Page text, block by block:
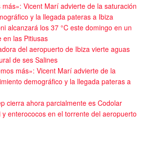
más»: Vicent Marí advierte de la saturación
y la llegada pateras a Ibiza
alcanzará los 37 °C este domingo en un
en las Pitiusas
del aeropuerto de Ibiza vierte aguas
de ses Salines
más»: Vicent Marí advierte de la
demográfico y la llegada pateras a
cierra ahora parcialmente es Codolar
enterococos en el torrente del aeropuerto